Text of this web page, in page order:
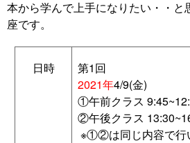
本から学んで上手になりたい・・と
座です。
日時
第1回
2021年4/9(金)
①午前クラス
②午後クラス
※①②は同じ内容で行